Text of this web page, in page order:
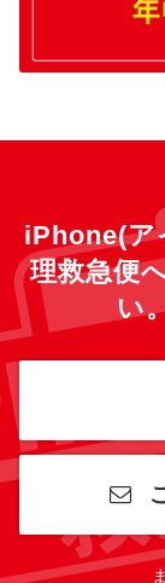
iPhone(ア
理救急便
い